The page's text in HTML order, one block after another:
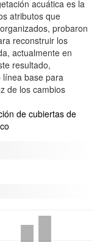
acuática es la
atributos que
probaron
reconstruir los
actualmente en
resultado,
base para
de los cambios
de cubiertas de